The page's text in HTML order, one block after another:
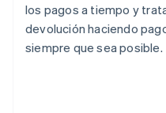
los pagos a tiempo y
devolución haciendo
siempre que sea posible.